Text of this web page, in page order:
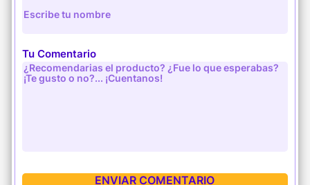
Tu Comentario